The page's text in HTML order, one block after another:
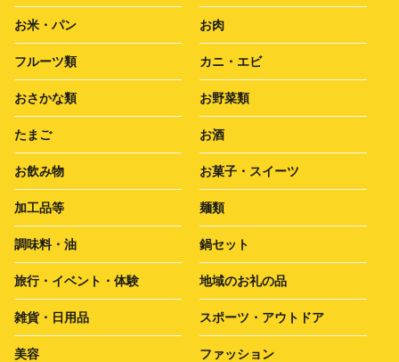
お米・パン お肉
フルーツ類 カニ・エビ
おさかな類 お野菜類
たまご お酒
お飲み物 お菓子・スイーツ
加工品等 麺類
調味料・油 鍋セット
旅行・イベント・体験 地域のお礼の品
雑貨・日用品 スポーツ・アウトドア
美容 ファッション